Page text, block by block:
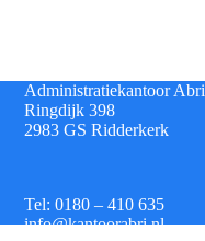
Administratiekantoor Abri
Ringdijk 398
2983 GS Ridderkerk
Tel: 0180 – 410 635
info@kantoorabri.nl